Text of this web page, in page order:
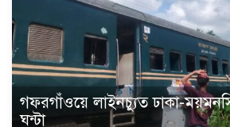
গফরগাঁওয়ে লাইনচ্যুত ঢাকা-
ঘন্টা